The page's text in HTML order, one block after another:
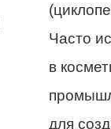
Часто
в
для